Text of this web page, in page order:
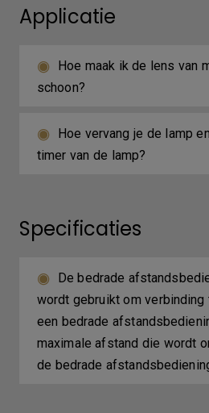
Applicatie
Hoe maak ik de lens van
schoon?
Hoe vervang je de lamp
timer van de lamp?
Specificaties
De bedrade
wordt gebruikt om verbinding
een bedrade
maximale afstand die wordt
de bedrade